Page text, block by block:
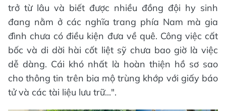
trở từ lâu và biết được nhiều đồng đội hy sinh
đang nằm ở các nghĩa trang phía Nam mà gia
đình chưa có điều kiện đưa về quê. Công việc cất
bốc và di dời hài cốt liệt sỹ chưa bao giờ là việc
dễ dàng. Cái khó nhất là hoàn thiện hồ sơ sao
cho thông tin trên bia mộ trùng khớp với giấy báo
tử và các tài liệu lưu trữ...".